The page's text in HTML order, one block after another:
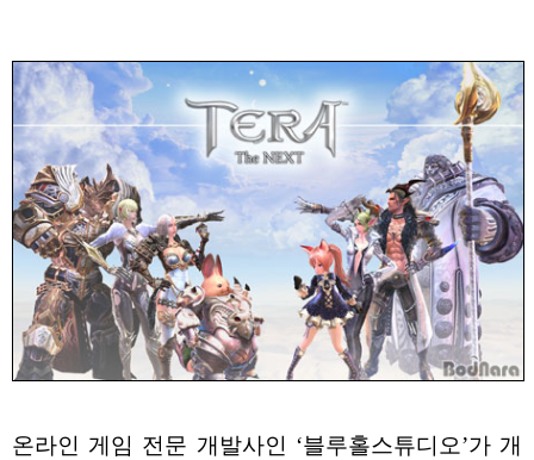
온라인 게임 전문 개발사인 ‘블루홀스튜디오’가 개